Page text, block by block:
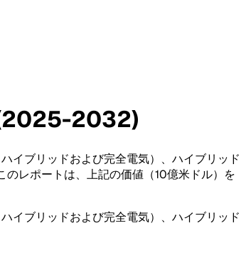
(2025-2032)
イブリッドおよび完全電気）、ハイブリッド
レポートは、上記の価値（10億米ドル）を
イブリッドおよび完全電気）、ハイブリッド